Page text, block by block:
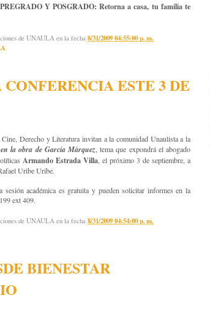
Y POSGRADO: Retorna a casa, tu familia te
de UNAULAen la fecha 8/31/2009 04:55:00 p. m.
ESTE 3 DE
Derecho y Literatura invitan a la comunidad Unaulista a la
la obra de García Márquez, tema que expondrá el abogado
Armando Estrada Villa, el próximo 3 de septiembre, a
Uribe Uribe.
académica es gratuita y pueden solicitar informes en la
ext 409.
de UNAULA en la fecha 8/31/2009 04:54:00 p. m.
BIENESTAR